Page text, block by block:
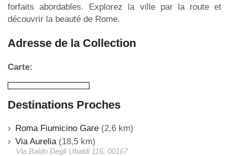
forfaits abordables. Explorez la ville par la route et
découvrir la beauté de Rome.
Adresse de la Collection
Carte:
Destinations Proches
Roma Fiumicino Gare (2,6 km)
Via Aurelia (18,5 km)
Via Baldo Degli Ubaldi 116, 00167